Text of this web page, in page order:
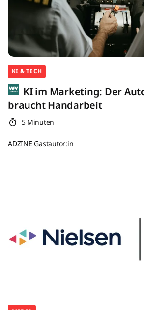
KI & TECH
KI im Marketing: Der
braucht Handarbeit
5 Minuten
ADZINE Gastautor:in